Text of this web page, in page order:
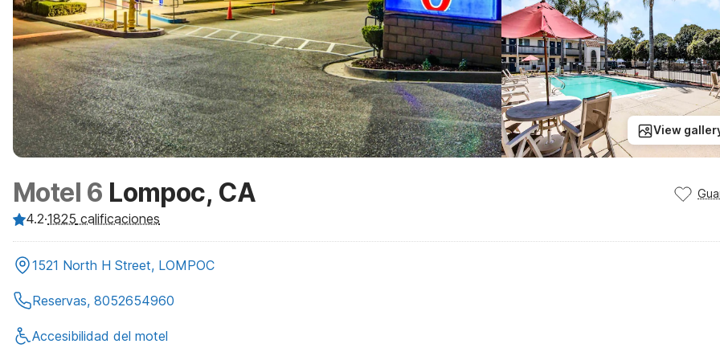
View
Motel 6 Lompoc, CA
4.2·1825 calificaciones
1521 North H Street, LOMPOC
Reservas, 8052654960
Accesibilidad del motel